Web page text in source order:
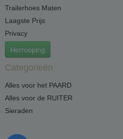
Trailerhoes Maten
Laagste Prijs
Privacy
Herroeping
Categorieën
Alles voor het PAARD
Alles voor de RUITER
Sieraden